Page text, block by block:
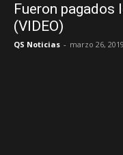
Fueron pagados
(VIDEO)
QS Noticias - marzo 26, 2019